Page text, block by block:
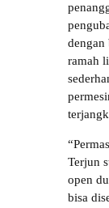
dengan
ramah
Terjun
open
bisa